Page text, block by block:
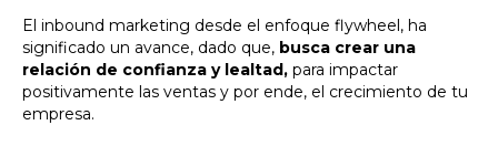
El inbound marketing desde el enfoque flywheel, ha
significado un avance, dado que, busca crear una
relación de confianza y lealtad, para impactar
positivamente las ventas y por ende, el crecimiento de tu
empresa.